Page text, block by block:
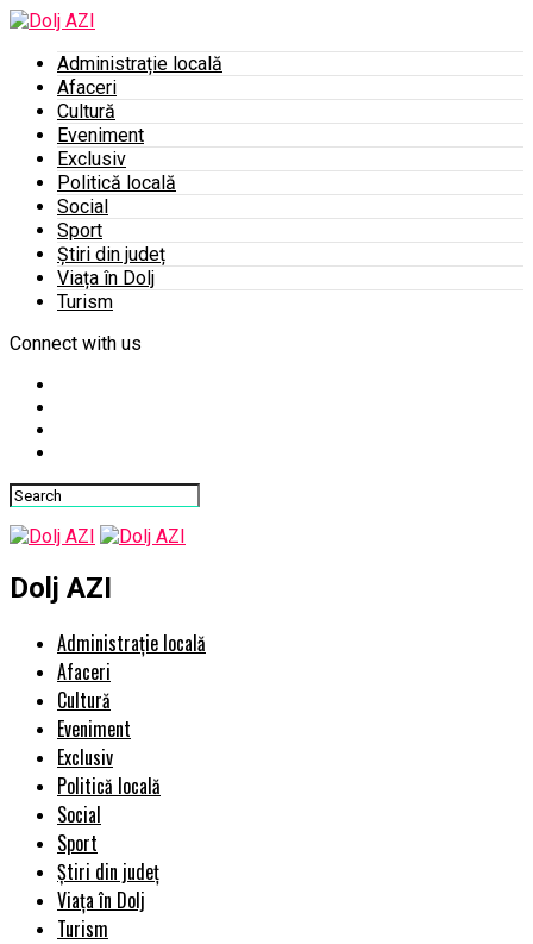
Administrație locală
Afaceri
Cultură
Eveniment
Exclusiv
Politică locală
Social
Sport
Știri din județ
Viața în Dolj
Turism
Connect with us
Dolj AZI
Administrație locală
Afaceri
Cultură
Eveniment
Exclusiv
Politică locală
Social
Sport
Știri din județ
Viața în Dolj
Turism